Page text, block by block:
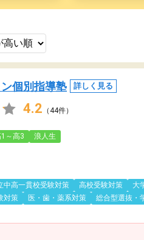
個別指導塾 詳しく見る
4.2 （44件）
～高3 浪人生
中高一貫校受験対策 高校受験対策 大
対策 医・歯・薬系対策 総合型選抜・